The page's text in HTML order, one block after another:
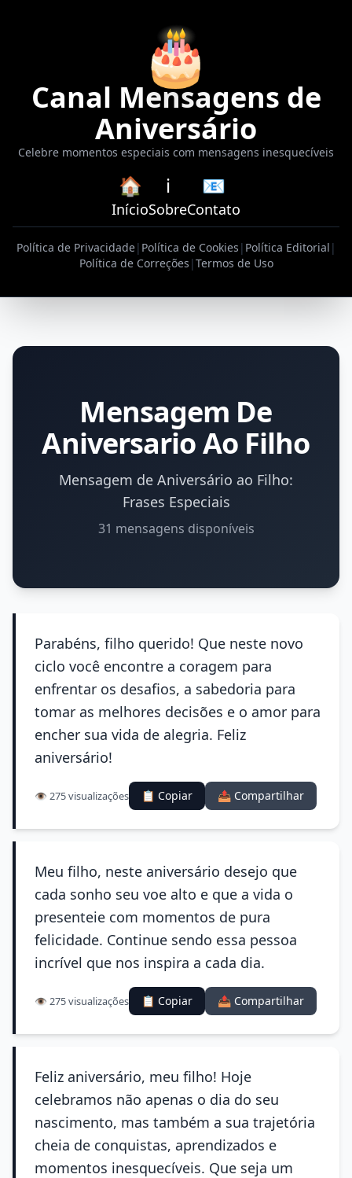
🎂
Canal Mensagens de
Aniversário
Celebre momentos especiais com mensagens inesquecíveis
🏠
Início
ℹ️
Sobre
📧
Contato
Política de Privacidade| Política de Cookies | Política Editorial |
Política de Correções |Termos de Uso
Mensagem De
Aniversario Ao Filho
Mensagem de Aniversário ao Filho:
Frases Especiais
31 mensagens disponíveis
Parabéns, filho querido! Que neste novo
ciclo você encontre a coragem para
enfrentar os desafios, a sabedoria para
tomar as melhores decisões e o amor para
encher sua vida de alegria. Feliz
aniversário!
👁️ 275 visualizações 📋 Copiar 📤 Compartilhar
Meu filho, neste aniversário desejo que
cada sonho seu voe alto e que a vida o
presenteie com momentos de pura
felicidade. Continue sendo essa pessoa
incrível que nos inspira a cada dia.
👁️ 275 visualizações 📋 Copiar 📤 Compartilhar
Feliz aniversário, meu filho! Hoje
celebramos não apenas o dia do seu
nascimento, mas também a sua trajetória
cheia de conquistas, aprendizados e
momentos inesquecíveis. Que seja um